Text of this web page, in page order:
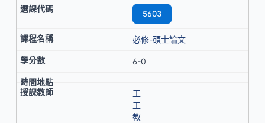
5603
必修-碩士論文
6-0
工
工
教